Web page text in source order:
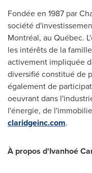
Fondée en 1987 par
société
Montréal, au Québec.
les intérêts de la
activement impliquée
diversifié constitué de
également de
oeuvrant dans
l'énergie, de
claridgeinc.com.
À propos d'Ivanhoé